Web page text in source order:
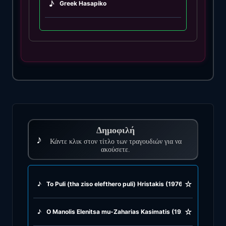
♪
Δημοφιλή
Κάντε κλικ στον τίτλο των τραγουδιών για να
ακούσετε.
♪ To Puli (tha ziso elefthero puli) Hristakis (1976) ☆
♪ O Manolis Elenitsa mu-Zaharias Kasimatis (1926)
☆
♪ Greek Hasapiko
♪ Greek Hasaposerviko
♪
♪ Greek Oriental
♪ Greek Rock